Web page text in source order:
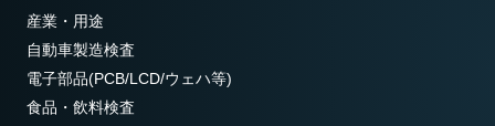
産業・用途
自動車製造検査
電子部品(PCB/LCD/ウェハ等)
食品・飲料検査